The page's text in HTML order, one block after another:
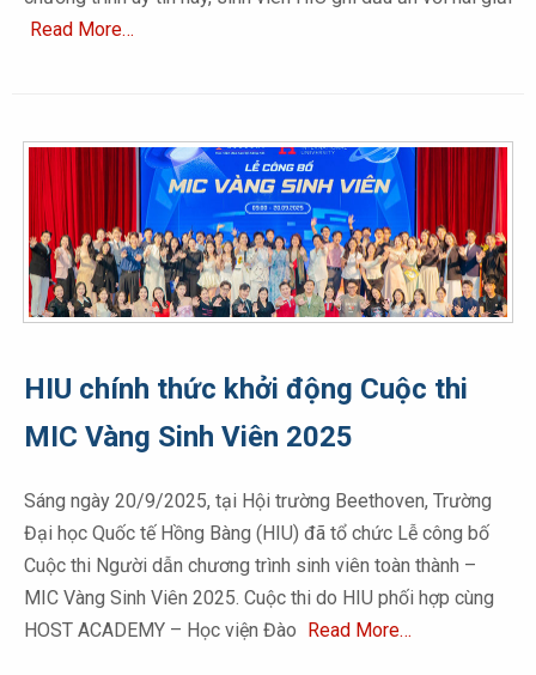
Read More…
HIU chính thức khởi động Cuộc thi
MIC Vàng Sinh Viên 2025
Sáng ngày 20/9/2025, tại Hội trường Beethoven, Trường
Đại học Quốc tế Hồng Bàng (HIU) đã tổ chức Lễ công bố
Cuộc thi Người dẫn chương trình sinh viên toàn thành –
MIC Vàng Sinh Viên 2025. Cuộc thi do HIU phối hợp cùng
HOST ACADEMY – Học viện Đào Read More…